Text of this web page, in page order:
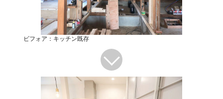
ビフォア：キッチン既存